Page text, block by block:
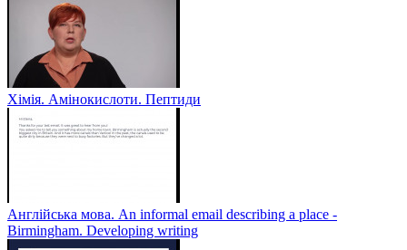
Хімія. Амінокислоти. Пептиди
Англійська мова. An informal email describing a place -
Birmingham. Developing writing